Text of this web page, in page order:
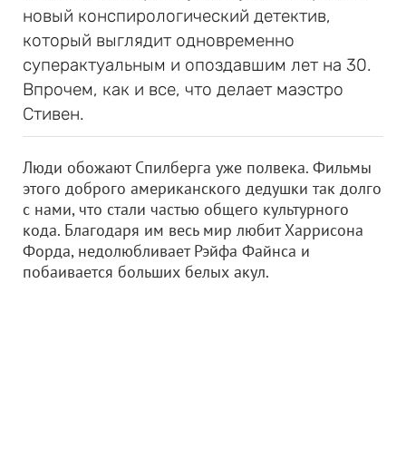
новый конспирологический детектив,
который выглядит одновременно
суперактуальным и опоздавшим лет на 30.
Впрочем, как и все, что делает маэстро
Стивен.
Люди обожают Спилберга уже полвека. Фильмы
этого доброго американского дедушки так долго
с нами, что стали частью общего культурного
кода. Благодаря им весь мир любит Харрисона
Форда, недолюбливает Рэйфа Файнса и
побаивается больших белых акул.